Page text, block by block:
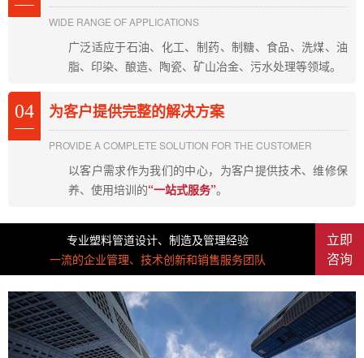
WIDE RANGE OF APPLICATIONS
广泛适应于石油、化工、制药、制糖、食品、洗煤、油
脂、印染、酿造、陶瓷、矿山冶金、污水处理等领域。
04 为客户提供完整的解决方案
PROVIDE A COMPLETE SOLUTION FOR THE CUSTOMER
以客户需求作为我们的中心，为客户提供技术、维修保
养、使用培训的“一站式服务”。
专业塑料管道设计、制造及管理经验
一流的企业管理、技术创新和销售服务团队
立即
咨询